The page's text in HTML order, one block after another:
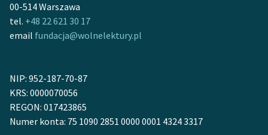
00-514 Warszawa
tel. +48 22 621 30 17
email fundacja@wolnelektury.pl
NIP: 952-187-70-87
KRS: 0000070056
REGON: 017423865
Numer konta: 75 1090 2851 0000 0001 4324 3317